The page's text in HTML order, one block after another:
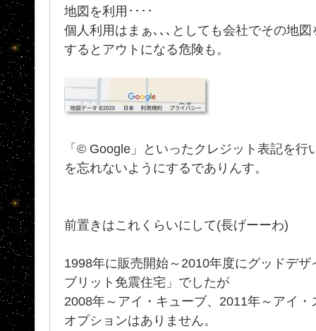
地図を利用････
個人利用はまぁ､､､としても会社でその地
するとアウトになる危険も。
「© Google」といったクレジット表記を
を忘れないようにするでありんす。
前置きはこれくらいにして(長げーーわ)
1998年に販売開始～2010年度にグッドデ
ブリット免震住宅」でしたが
2008年～アイ・キューブ、2011年～アイ
オプションはありません。